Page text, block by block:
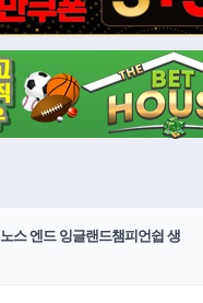
스 엔드 잉글랜드챔피언쉽 생